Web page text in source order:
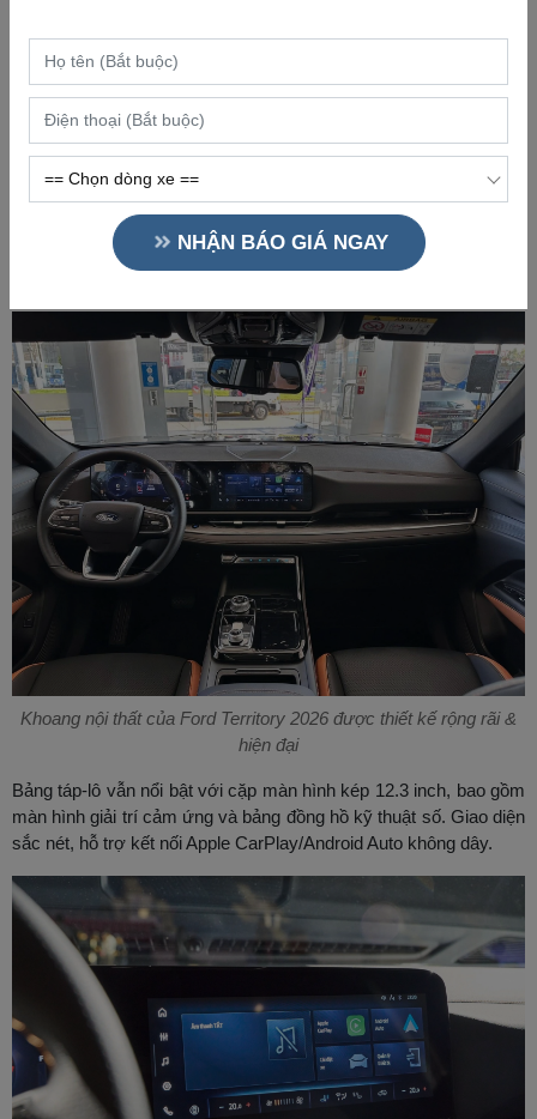
bạc, tích hợp đèn phản quang. Một điểm nhấn đáng chú ý là hốc
xả kép giả được thiết kế đối xứng, mang lại vẻ ngoài hầm hố và
Đánh giá chi tiết về nội thất của Ford Territory
thế hệ mới
Khoang nội thất của Ford Territory 2026
tiếp tục là không gian
rộng rãi và hiện đại, nay được bổ sung thêm nhiều tiện ích đáng
Khoang nội thất của Ford Territory 2026 được thiết kế rộng rãi &
hiện đại
Bảng táp-lô vẫn nổi bật với cặp màn hình kép 12.3 inch, bao gồm
màn hình giải trí cảm ứng và bảng đồng hồ kỹ thuật số. Giao diện
sắc nét, hỗ trợ kết nối Apple CarPlay/Android Auto không dây.
NHẬN BÁO GIÁ NGAY